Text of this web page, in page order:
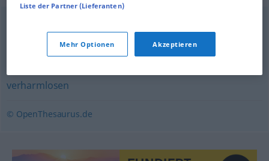
schönreden,übertünchen, maskieren,verbrämen
herunterspielen ,frisieren verhüllen,aufputzen (ugs.)
verharmlosen
© OpenThesaurus.de
Liste der Partner (Lieferanten)
Mehr Optionen Akzeptieren